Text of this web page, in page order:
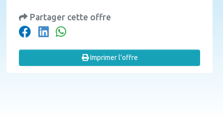
Partager cette offre
Imprimer l'offre